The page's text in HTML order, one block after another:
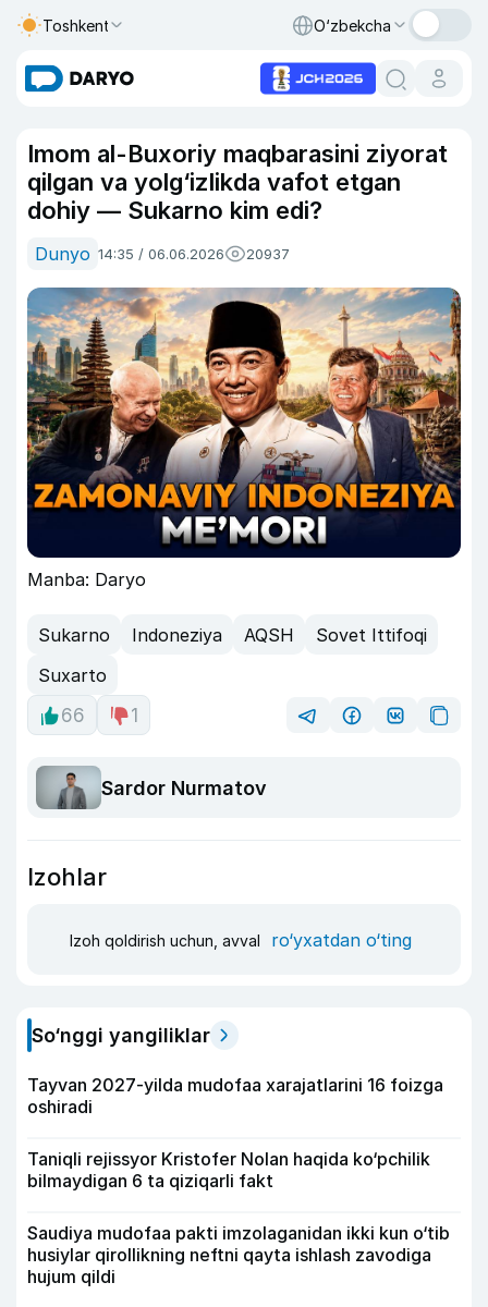
Toshkent O‘zbekcha
Imom al-Buxoriy maqbarasini ziyorat
qilgan va yolg‘izlikda vafot etgan
dohiy — Sukarno kim edi?
Dunyo 14:35 / 06.06.2026 20937
Manba: Daryo
Sukarno Indoneziya AQSH
Sovet Ittifoqi
Suxarto
66
1
Sardor Nurmatov
Izohlar
Izoh qoldirish uchun, avval ro‘yxatdan o‘ting
So‘nggi yangiliklar
Tayvan 2027-yilda mudofaa xarajatlarini 16 foizga
oshiradi
Taniqli rejissyor Kristofer Nolan haqida ko‘pchilik
bilmaydigan 6 ta qiziqarli fakt
Saudiya mudofaa pakti imzolaganidan ikki kun o‘tib
husiylar qirollikning neftni qayta ishlash zavodiga
hujum qildi